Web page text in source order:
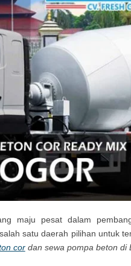
maju pesat dalam
satu daerah pilihan untuk
cordan sewa pompa beton di